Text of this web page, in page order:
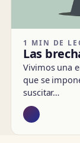
1 MIN DE
Las
Vivimos una
que se
suscitar…